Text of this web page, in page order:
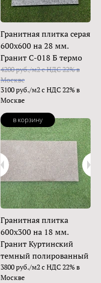
Гранитная плитка серая
600х600 на 28 мм.
Гранит С-018 Б термо
4200 руб./м2 с НДС 22% в
Москве
3100 руб./м2 с НДС 22% в
Москве
в корзину
Гранитная плитка
600х300 на 18 мм.
Гранит Куртинский
темный полированный
3800 руб./м2 с НДС 22% в
Москве